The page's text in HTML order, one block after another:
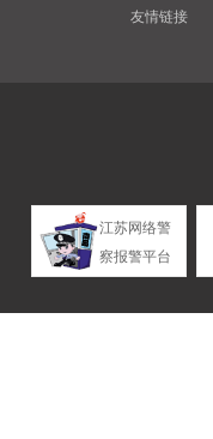
友情链接
江苏网络警
察报警平台